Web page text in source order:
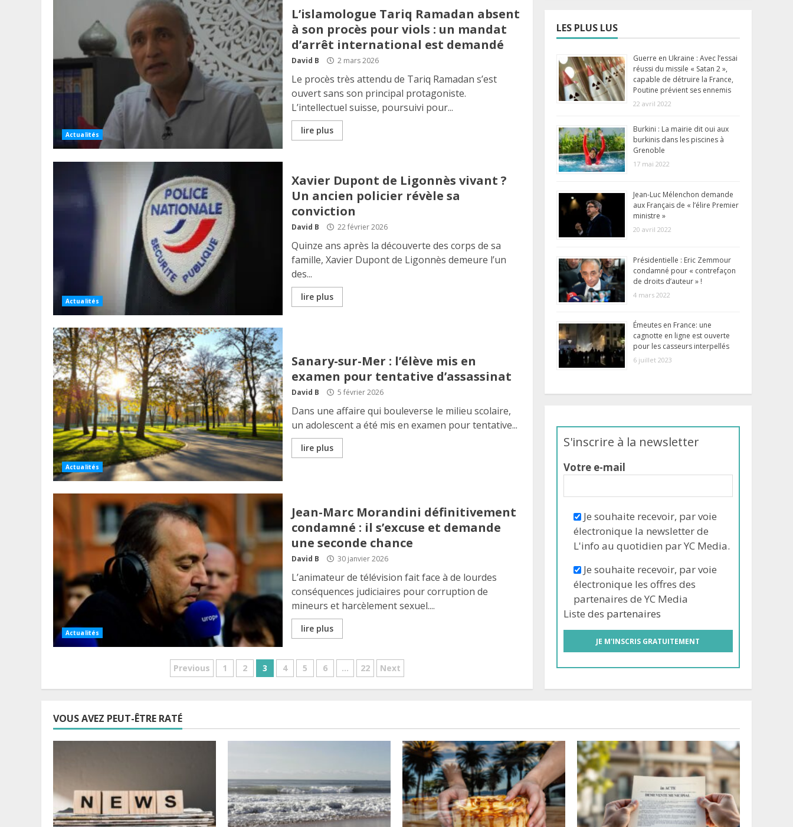
Actualités
L’islamologue Tariq Ramadan absent
à son procès pour viols : un mandat
d’arrêt international est demandé
David B 2 mars 2026
Le procès très attendu de Tariq Ramadan s’est
ouvert sans son principal protagoniste.
L’intellectuel suisse, poursuivi pour...
lire plus
Actualités
Xavier Dupont de Ligonnès vivant ?
Un ancien policier révèle sa
conviction
David B 22 février 2026
Quinze ans après la découverte des corps de sa
famille, Xavier Dupont de Ligonnès demeure l’un
des...
lire plus
Actualités
Sanary-sur-Mer : l’élève mis en
examen pour tentative d’assassinat
David B 5 février 2026
Dans une affaire qui bouleverse le milieu scolaire,
un adolescent a été mis en examen pour tentative...
lire plus
Actualités
Jean-Marc Morandini définitivement
condamné : il s’excuse et demande
une seconde chance
David B 30 janvier 2026
L’animateur de télévision fait face à de lourdes
conséquences judiciaires pour corruption de
mineurs et harcèlement sexuel....
lire plus
Pagination
des
publications
Previous 1 2 3 4 5 6 … 22 Next
LES PLUS LUS
Guerre en Ukraine : Avec l’essai
réussi du missile « Satan 2 »,
capable de détruire la France,
Poutine prévient ses ennemis
22 avril 2022
Burkini : La mairie dit oui aux
burkinis dans les piscines à
Grenoble
17 mai 2022
Jean-Luc Mélenchon demande
aux Français de « l’élire Premier
ministre »
20 avril 2022
Présidentielle : Eric Zemmour
condamné pour « contrefaçon
de droits d’auteur » !
4 mars 2022
Émeutes en France: une
cagnotte en ligne est ouverte
pour les casseurs interpellés
6 juillet 2023
S'inscrire à la newsletter
Votre e-mail
Je souhaite recevoir, par voie
électronique la newsletter de
L'info au quotidien par YC Media.
Je souhaite recevoir, par voie
électronique les offres des
partenaires de YC Media
Liste des partenaires
VOUS AVEZ PEUT-ÊTRE RATÉ